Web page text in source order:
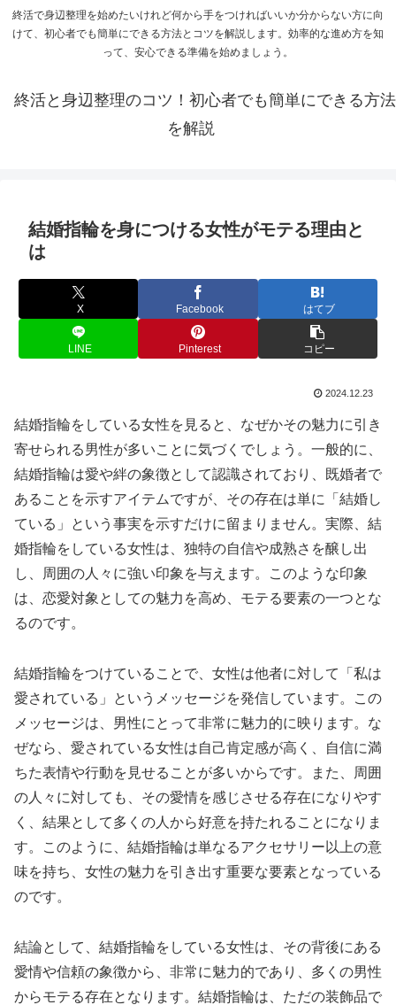
終活で身辺整理を始めたいけれど何から手をつければいいか分からない方に向
けて、初心者でも簡単にできる方法とコツを解説します。効率的な進め方を知
って、安心できる準備を始めましょう。
終活と身辺整理のコツ！初心者でも簡単にできる方法
を解説
結婚指輪を身につける女性がモテる理由と
は
X Facebook はてブ
LINE Pinterest コピー
2024.12.23
結婚指輪をしている女性を見ると、なぜかその魅力に引き
寄せられる男性が多いことに気づくでしょう。一般的に、
結婚指輪は愛や絆の象徴として認識されており、既婚者で
あることを示すアイテムですが、その存在は単に「結婚し
ている」という事実を示すだけに留まりません。実際、結
婚指輪をしている女性は、独特の自信や成熟さを醸し出
し、周囲の人々に強い印象を与えます。このような印象
は、恋愛対象としての魅力を高め、モテる要素の一つとな
るのです。
結婚指輪をつけていることで、女性は他者に対して「私は
愛されている」というメッセージを発信しています。この
メッセージは、男性にとって非常に魅力的に映ります。な
ぜなら、愛されている女性は自己肯定感が高く、自信に満
ちた表情や行動を見せることが多いからです。また、周囲
の人々に対しても、その愛情を感じさせる存在になりやす
く、結果として多くの人から好意を持たれることになりま
す。このように、結婚指輪は単なるアクセサリー以上の意
味を持ち、女性の魅力を引き出す重要な要素となっている
のです。
結論として、結婚指輪をしている女性は、その背後にある
愛情や信頼の象徴から、非常に魅力的であり、多くの男性
からモテる存在となります。結婚指輪は、ただの装飾品で